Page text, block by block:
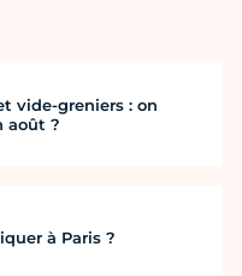
vide-greniers : on
août ?
à Paris ?